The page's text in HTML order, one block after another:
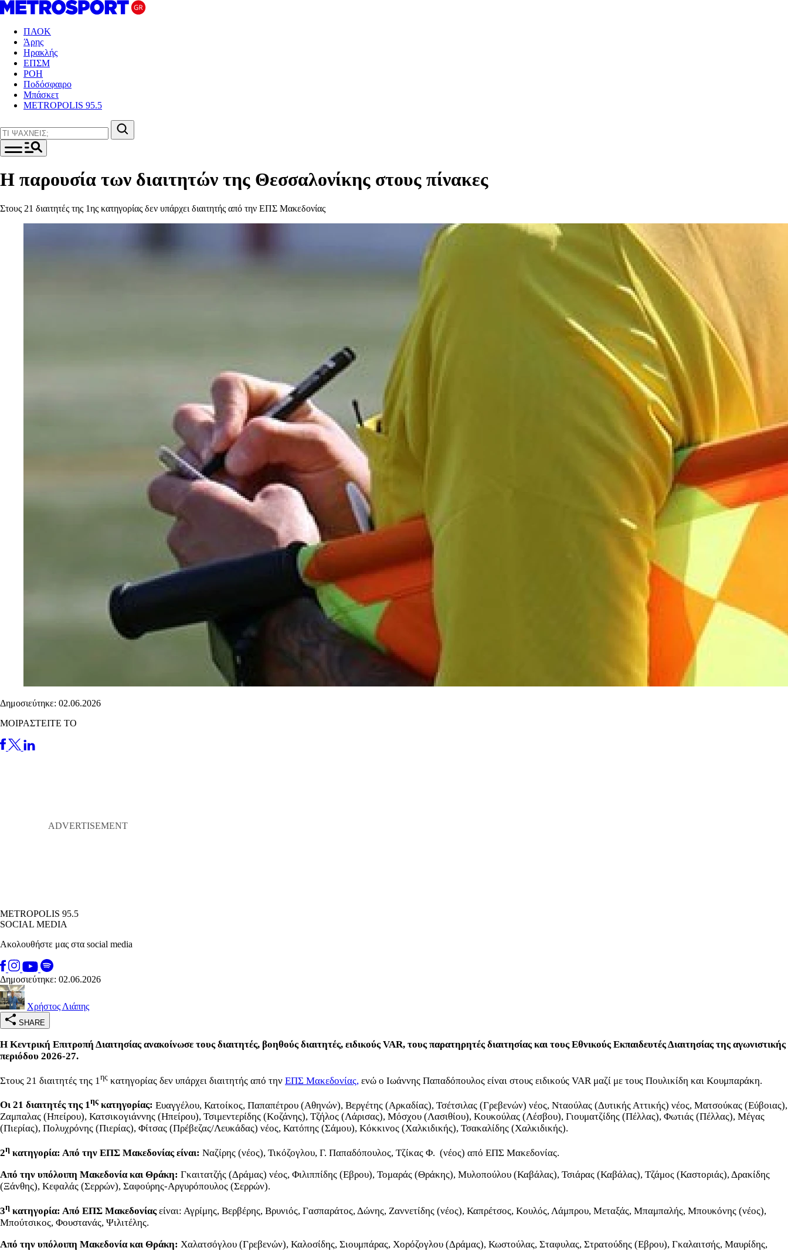
ΠΑΟΚ
Άρης
Ηρακλής
ΕΠΣΜ
ΡΟΗ
Ποδόσφαιρο
Μπάσκετ
METROPOLIS 95.5
Η παρουσία των διαιτητών της Θεσσαλονίκης στους πίνακες
Στους 21 διαιτητές της 1ης κατηγορίας δεν υπάρχει διαιτητής από την ΕΠΣ Μακεδονίας
Δημοσιεύτηκε: 02.06.2026
ΜΟΙΡΑΣΤΕΙΤΕ ΤΟ
METROPOLIS 95.5
SOCIAL MEDIA
Ακολουθήστε μας στα social media
Δημοσιεύτηκε: 02.06.2026
Χρήστος Λιάπης
SHARE
Η Kεντρική Eπιτροπή Διαιτησίας ανακοίνωσε τους διαιτητές, βοηθούς διαιτητές, ειδικούς VAR, τους παρατηρητές διαιτησίας και τους Εθνικούς Εκπαιδευτές Διαιτησίας της αγωνιστικής
περιόδου 2026-27.
Στους 21 διαιτητές της 1ης κατηγορίας δεν υπάρχει διαιτητής από την ΕΠΣ Μακεδονίας, ενώ ο Ιωάννης Παπαδόπουλος είναι στους ειδικούς VAR μαζί με τους Πουλικίδη και Κουμπαράκη.
Οι 21 διαιτητές της 1ης κατηγορίας: Ευαγγέλου, Κατοίκος, Παπαπέτρου (Αθηνών), Βεργέτης (Αρκαδίας), Τσέτσιλας (Γρεβενών) νέος, Νταούλας (Δυτικής Αττικής) νέος, Ματσούκας (Εύβοιας),
Ζαμπαλας (Ηπείρου), Κατσικογιάννης (Ηπείρου), Τσιμεντερίδης (Κοζάνης), Τζήλος (Λάρισας), Μόσχου (Λασιθίου), Κουκούλας (Λέσβου), Γιουματζίδης (Πέλλας), Φωτιάς (Πέλλας), Μέγας
(Πιερίας), Πολυχρόνης (Πιερίας), Φίτσας (Πρέβεζας/Λευκάδας) νέος, Κατόπης (Σάμου), Κόκκινος (Χαλκιδικής), Τσακαλίδης (Χαλκιδικής).
2η κατηγορία: Από την ΕΠΣ Μακεδονίας είναι: Ναζίρης (νέος), Τικόζογλου, Γ. Παπαδόπουλος, Τζίκας Φ. (νέος) από ΕΠΣ Μακεδονίας.
Από την υπόλοιπη Μακεδονία και Θράκη: Γκαιτατζής (Δράμας) νέος, Φιλιππίδης (Εβρου), Τομαράς (Θράκης), Μυλοπούλου (Καβάλας), Τσιάρας (Καβάλας), Τζάμος (Καστοριάς), Δρακίδης
(Ξάνθης), Κεφαλάς (Σερρών), Σαφούρης-Αργυρόπουλος (Σερρών).
3η κατηγορία: Από ΕΠΣ Μακεδονίας είναι: Αγρίμης, Βερβέρης, Βρυνιός, Γασπαράτος, Δώνης, Ζαννετίδης (νέος), Καπρέτσος, Κουλός, Λάμπρου, Μεταξάς, Μπαμπαλής, Μπουκόνης (νέος),
Μπούτσικος, Φουστανάς, Ψιλιτέλης.
Από την υπόλοιπη Μακεδονία και Θράκη: Χαλατσόγλου (Γρεβενών), Καλοσίδης, Σιουμπάρας, Χορόζογλου (Δράμας), Κωστούλας, Σταφυλας, Στρατούδης (Εβρου), Γκαλαιτσής, Μαυρίδης,